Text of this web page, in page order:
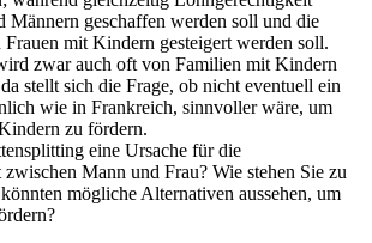
Männern geschaffen werden soll und die
mit Kindern gesteigert werden soll.
zwar auch oft von Familien mit Kindern
stellt sich die Frage, ob nicht eventuell ein
wie in Frankreich, sinnvoller wäre, um
zu fördern.
eine Ursache für die
Mann und Frau? Wie stehen Sie zu
mögliche Alternativen aussehen, um